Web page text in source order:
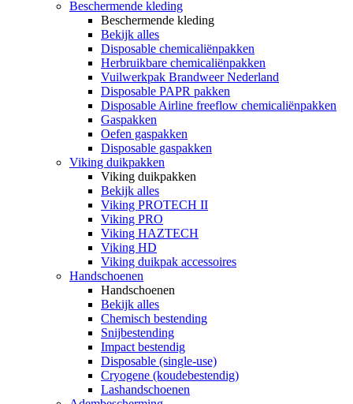
Beschermende kleding
Beschermende kleding
Bekijk alles
Disposable chemicaliënpakken
Herbruikbare chemicaliënpakken
Vuilwerkpak Brandweer Nederland
Disposable PAPR pakken
Disposable Airline freeflow chemicaliënpakken
Gaspakken
Oefen gaspakken
Disposable gaspakken
Viking duikpakken
Viking duikpakken
Bekijk alles
Viking PROTECH II
Viking PRO
Viking HAZTECH
Viking HD
Viking duikpak accessoires
Handschoenen
Handschoenen
Bekijk alles
Chemisch bestending
Snijbestending
Impact bestendig
Disposable (single-use)
Cryogene (koudebestendig)
Lashandschoenen